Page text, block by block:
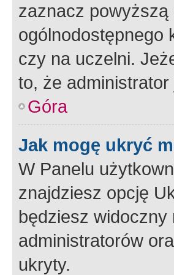
zaznacz
ogólnodostępnego
czy na uczelni.
to, że administrator
Góra
Jak mogę ukryć
W Panelu
znajdziesz opcję
będziesz
administratorów
ukryty.